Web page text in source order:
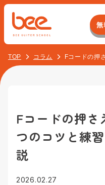
Beeについて
店舗のこだわり
最新情報
初心者コース
オンラインレッ
料金
スタッフについて
アクセス
TOP コラム Fコードの押
Fコードの押さ
つのコツと練
説
2026.02.27